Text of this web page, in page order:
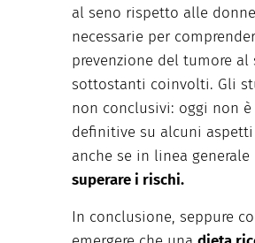
al seno rispetto alle
necessarie per
prevenzione del tumore
sottostanti coinvolti. Gli
non conclusivi: oggi non
definitive su alcuni
anche se in linea generale
superare i rischi.
In conclusione, seppure